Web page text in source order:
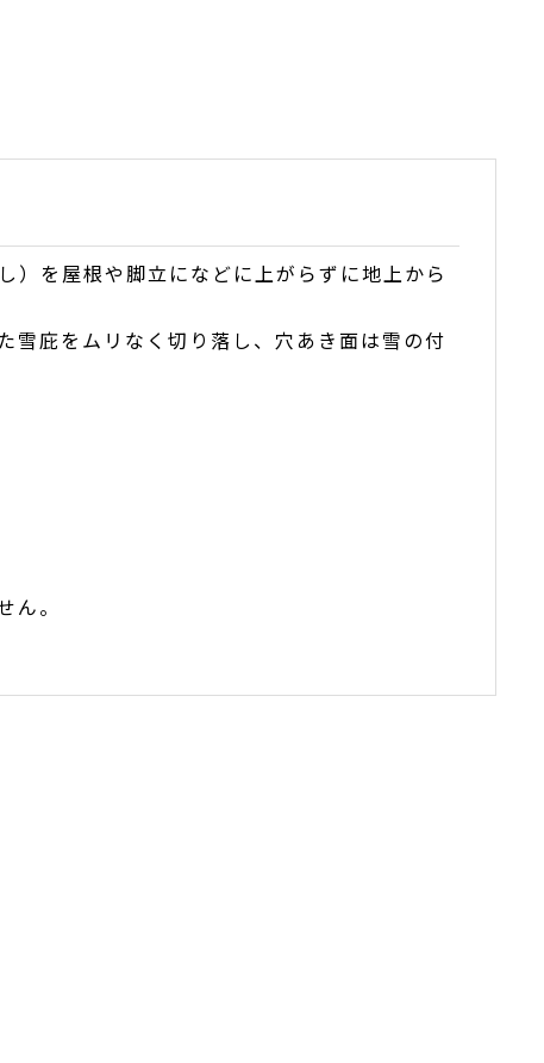
）を屋根や脚立になどに上がらずに地上から
雪庇をムリなく切り落し、穴あき面は雪の付
ん。